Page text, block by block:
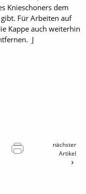
Knieschoners dem
Für Arbeiten auf
Kappe auch weiterhin
J
nächster
Artikel